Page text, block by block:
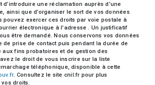
d’introduire une réclamation auprès d’une
ainsi que d’organiser le sort de vos données
pouvez exercer ces droits par voie postale à
électronique à l'adresse . Un justificatif
être demandé. Nous conservons vos données
de prise de contact puis pendant la durée de
aux fins probatoires et de gestion des
le droit de vous inscrire sur la liste
téléphonique, disponible à cette
. Consultez le site cnil.fr pour plus
droits.